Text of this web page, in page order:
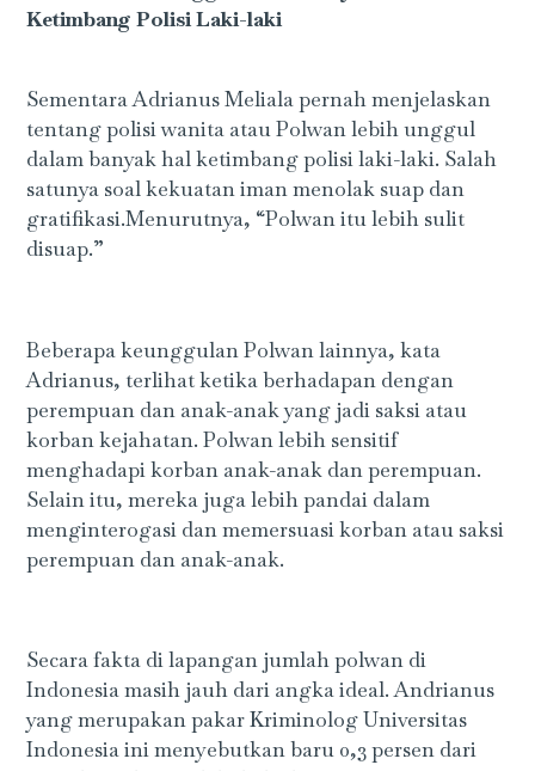
Ketimbang Polisi Laki-laki
Sementara Adrianus Meliala pernah menjelaskan
tentang polisi wanita atau Polwan lebih unggul
dalam banyak hal ketimbang polisi laki-laki. Salah
satunya soal kekuatan iman menolak suap dan
gratifikasi.Menurutnya, “Polwan itu lebih sulit
disuap.”
Beberapa keunggulan Polwan lainnya, kata
Adrianus, terlihat ketika berhadapan dengan
perempuan dan anak-anak yang jadi saksi atau
korban kejahatan. Polwan lebih sensitif
menghadapi korban anak-anak dan perempuan.
Selain itu, mereka juga lebih pandai dalam
menginterogasi dan memersuasi korban atau saksi
perempuan dan anak-anak.
Secara fakta di lapangan jumlah polwan di
Indonesia masih jauh dari angka ideal. Andrianus
yang merupakan pakar Kriminolog Universitas
Indonesia ini menyebutkan baru 0,3 persen dari